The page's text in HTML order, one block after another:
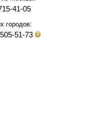
41-05
городов:
51-73